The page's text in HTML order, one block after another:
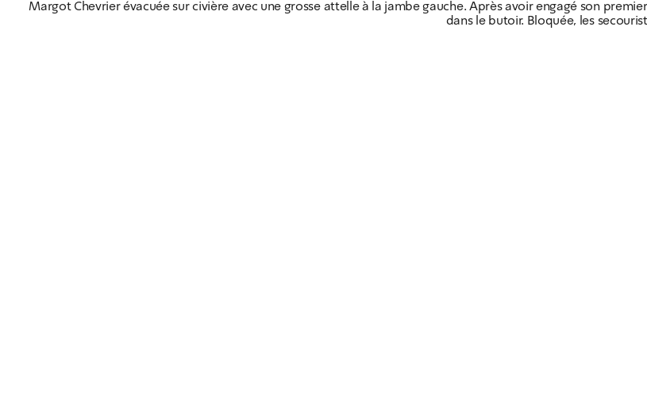
Margot Chevrier évacuée sur civière avec une grosse attelle à la jambe gauche. Après avoir engagé son
dans le butoir. Bloquée, les